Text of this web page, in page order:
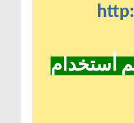
أستخدام